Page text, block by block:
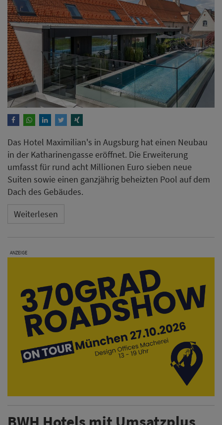
Das Hotel Maximilian's in Augsburg hat einen Neubau
in der Katharinengasse eröffnet. Die Erweiterung
umfasst für rund acht Millionen Euro sieben neue
Suiten sowie einen ganzjährig beheizten Pool auf dem
Dach des Gebäudes.
Weiterlesen
ANZEIGE